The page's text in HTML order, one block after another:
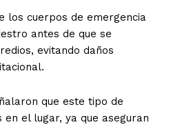
los cuerpos de emergencia
antes de que se
evitando daños
que este tipo de
en el lugar, ya que aseguran